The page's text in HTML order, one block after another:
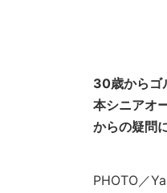
30歳からゴ
本シニアオ
からの疑問
PHOTO／